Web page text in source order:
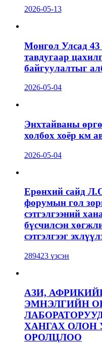
2026-05-13
Монгол Улсад
тавдугаар
байгуулалтыг
2026-05-04
Энхтайваны
холбох хоёр км
2026-05-04
Ерөнхий сайд
форумын гол
сэтгэлгээний
бүсчилсэн
сэтгэлгээг
289423 үзсэн
АЗИ,
ЭМНЭЛГИЙН
ХАНГАХ ОЛОН
ОРОЛЦЛОО